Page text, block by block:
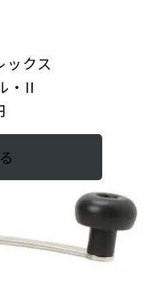
ックス
・II